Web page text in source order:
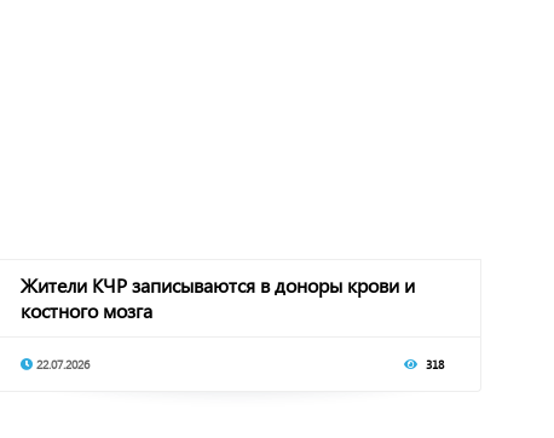
Жители КЧР записываются в доноры крови и
костного мозга
22.07.2026 318